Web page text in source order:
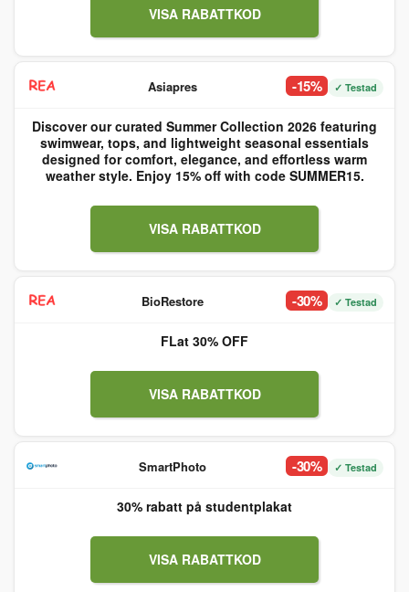
VISA RABATTKOD
Asiapres -15% ✓ Testad
Discover our curated Summer Collection 2026 featuring
swimwear, tops, and lightweight seasonal essentials
designed for comfort, elegance, and effortless warm
weather style. Enjoy 15% off with code SUMMER15.
VISA RABATTKOD
BioRestore -30% ✓ Testad
FLat 30% OFF
VISA RABATTKOD
SmartPhoto -30% ✓ Testad
30% rabatt på studentplakat
VISA RABATTKOD